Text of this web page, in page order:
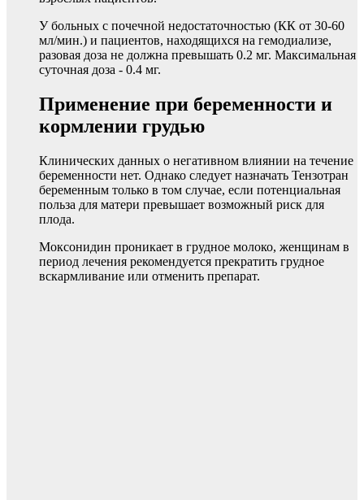
У больных с почечной недостаточностью (КК от 30-60
мл/мин.) и пациентов, находящихся на гемодиализе,
разовая доза не должна превышать 0.2 мг. Максимальная
суточная доза - 0.4 мг.
Применение при беременности и
кормлении грудью
Клинических данных о негативном влиянии на течение
беременности нет. Однако следует назначать Тензотран
беременным только в том случае, если потенциальная
польза для матери превышает возможный риск для
плода.
Моксонидин проникает в грудное молоко, женщинам в
период лечения рекомендуется прекратить грудное
вскармливание или отменить препарат.